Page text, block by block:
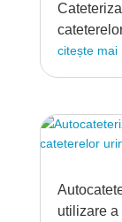
citește mai
utilizare a